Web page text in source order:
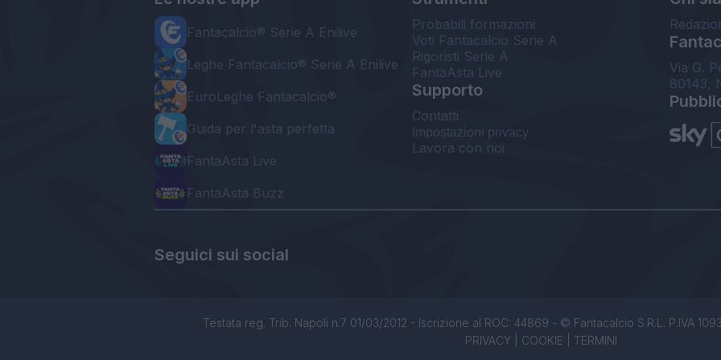
Fantacalcio® Serie A Enilive
Leghe Fantacalcio® Serie A Enilive
EuroLeghe Fantacalcio®
Guida per l'asta perfetta
FantaAsta Live
FantaAsta Buzz
Probabili formazioni
Voti Fantacalcio Serie A
Rigoristi Serie A
FantaAsta Live
Supporto
Contatti
Impostazioni privacy
Lavora con noi
Via G.
80143,
Seguici sui social
Testata reg. Trib. Napoli n.7 01/03/2012 - Iscrizione al ROC: 44869 - © Fantacalcio S.R.L. P.IVA
PRIVACY| COOKIE TERMINI